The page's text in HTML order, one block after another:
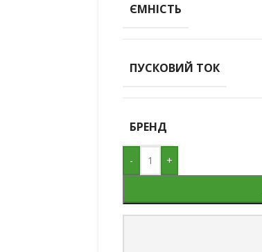
ЄМНІСТЬ
ПУСКОВИЙ ТОК
БРЕНД
- +